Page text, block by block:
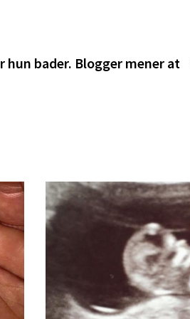
hun bader. Blogger mener at